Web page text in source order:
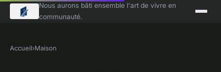
Nous aurons bâti ensemble l'art de vivre en
communauté.
Accueil›Maison